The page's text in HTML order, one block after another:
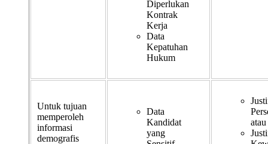
Diperlukan
Kontrak
Kerja
Data
Kepatuhan
Hukum
Untuk tujuan
memperoleh
informasi
demografis
Data
Kandidat
yang
atau